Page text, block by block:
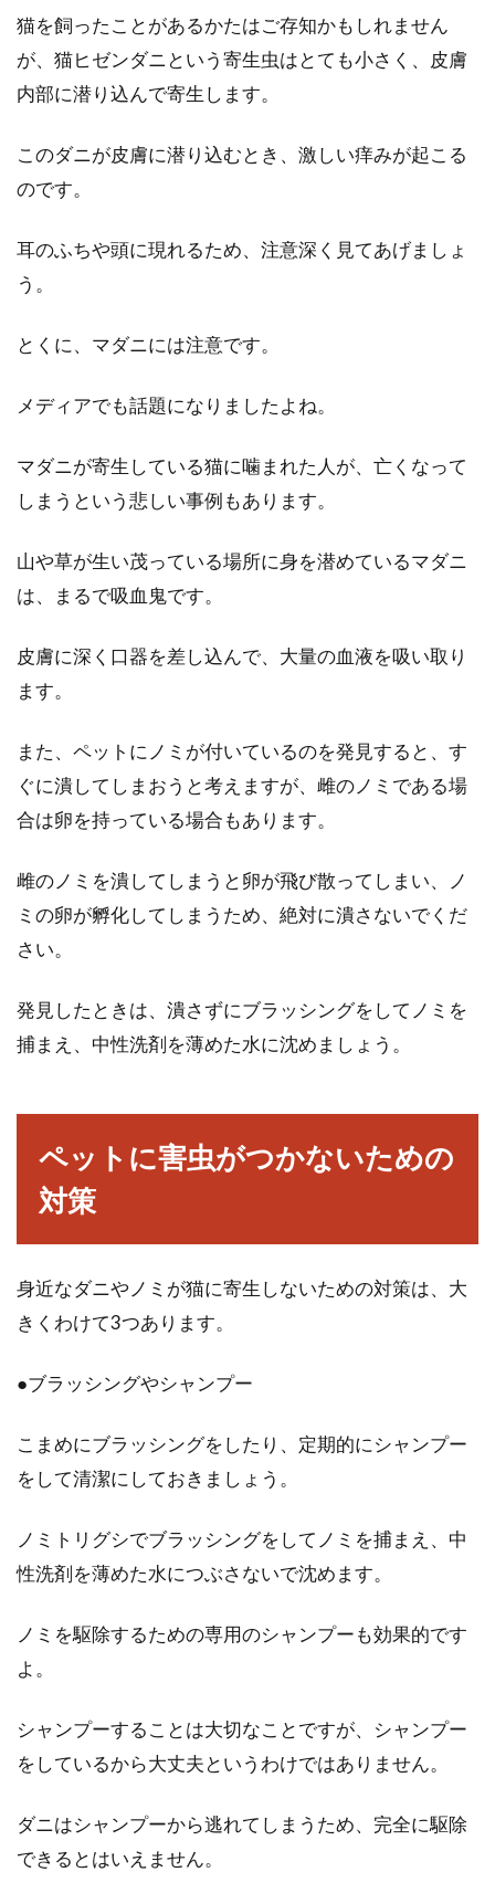
猫を飼ったことがあるかたはご存知かもしれません
が、猫ヒゼンダニという寄生虫はとても小さく、皮膚
内部に潜り込んで寄生します。
このダニが皮膚に潜り込むとき、激しい痒みが起こる
のです。
耳のふちや頭に現れるため、注意深く見てあげましょ
う。
とくに、マダニには注意です。
メディアでも話題になりましたよね。
マダニが寄生している猫に噛まれた人が、亡くなって
しまうという悲しい事例もあります。
山や草が生い茂っている場所に身を潜めているマダニ
は、まるで吸血鬼です。
皮膚に深く口器を差し込んで、大量の血液を吸い取り
ます。
また、ペットにノミが付いているのを発見すると、す
ぐに潰してしまおうと考えますが、雌のノミである場
合は卵を持っている場合もあります。
雌のノミを潰してしまうと卵が飛び散ってしまい、ノ
ミの卵が孵化してしまうため、絶対に潰さないでくだ
さい。
発見したときは、潰さずにブラッシングをしてノミを
捕まえ、中性洗剤を薄めた水に沈めましょう。
ペットに害虫がつかないための
対策
身近なダニやノミが猫に寄生しないための対策は、大
きくわけて3つあります。
●ブラッシングやシャンプー
こまめにブラッシングをしたり、定期的にシャンプー
をして清潔にしておきましょう。
ノミトリグシでブラッシングをしてノミを捕まえ、中
性洗剤を薄めた水につぶさないで沈めます。
ノミを駆除するための専用のシャンプーも効果的です
よ。
シャンプーすることは大切なことですが、シャンプー
をしているから大丈夫というわけではありません。
ダニはシャンプーから逃れてしまうため、完全に駆除
できるとはいえません。